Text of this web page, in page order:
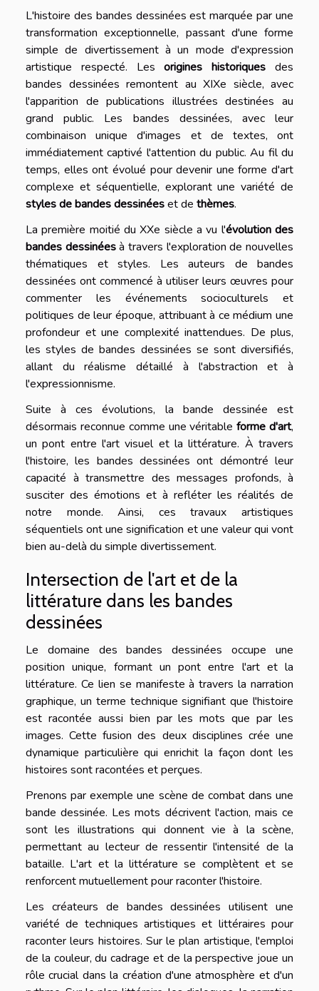
L'histoire des bandes dessinées est marquée par une
transformation exceptionnelle, passant d'une forme
simple de divertissement à un mode d'expression
artistique respecté. Lesorigines historiques des
bandes dessinées remontent au XIXe siècle, avec
l'apparition de publications illustrées destinées au
grand public. Les bandes dessinées, avec leur
combinaison unique d'images et de textes, ont
immédiatement captivé l'attention du public. Au fil du
temps, elles ont évolué pour devenir une forme d'art
complexe et séquentielle, explorant une variété de
styles de bandes dessinéeset de thèmes.
La première moitié du XXe siècle a vu l'évolution des
bandes dessinéesà travers l'exploration de nouvelles
thématiques et styles. Les auteurs de bandes
dessinées ont commencé à utiliser leurs œuvres pour
commenter les événements socioculturels et
politiques de leur époque, attribuant à ce médium une
profondeur et une complexité inattendues. De plus,
les styles de bandes dessinées se sont diversifiés,
allant du réalisme détaillé à l'abstraction et à
l'expressionnisme.
Suite à ces évolutions, la bande dessinée est
désormais reconnue comme une véritableforme d'art,
un pont entre l'art visuel et la littérature. À travers
l'histoire, les bandes dessinées ont démontré leur
capacité à transmettre des messages profonds, à
susciter des émotions et à refléter les réalités de
notre monde. Ainsi, ces travaux artistiques
séquentiels ont une signification et une valeur qui vont
bien au-delà du simple divertissement.
Intersection de l'art et de la
littérature dans les bandes
dessinées
Le domaine des bandes dessinées occupe une
position unique, formant un pont entre l'art et la
littérature. Ce lien se manifeste à travers la narration
graphique, un terme technique signifiant que l'histoire
est racontée aussi bien par les mots que par les
images. Cette fusion des deux disciplines crée une
dynamique particulière qui enrichit la façon dont les
histoires sont racontées et perçues.
Prenons par exemple une scène de combat dans une
bande dessinée. Les mots décrivent l'action, mais ce
sont les illustrations qui donnent vie à la scène,
permettant au lecteur de ressentir l'intensité de la
bataille. L'art et la littérature se complètent et se
renforcent mutuellement pour raconter l'histoire.
Les créateurs de bandes dessinées utilisent une
variété de techniques artistiques et littéraires pour
raconter leurs histoires. Sur le plan artistique, l'emploi
de la couleur, du cadrage et de la perspective joue un
rôle crucial dans la création d'une atmosphère et d'un